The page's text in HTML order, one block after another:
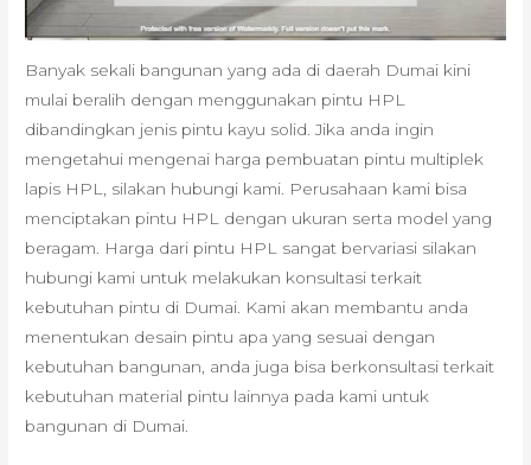
Banyak sekali bangunan yang ada di daerah Dumai kini
mulai beralih dengan menggunakan pintu HPL
dibandingkan jenis pintu kayu solid. Jika anda ingin
mengetahui mengenai harga pembuatan pintu multiplek
lapis HPL, silakan hubungi kami. Perusahaan kami bisa
menciptakan pintu HPL dengan ukuran serta model yang
beragam. Harga dari pintu HPL sangat bervariasi silakan
hubungi kami untuk melakukan konsultasi terkait
kebutuhan pintu di Dumai. Kami akan membantu anda
menentukan desain pintu apa yang sesuai dengan
kebutuhan bangunan, anda juga bisa berkonsultasi terkait
kebutuhan material pintu lainnya pada kami untuk
bangunan di Dumai.